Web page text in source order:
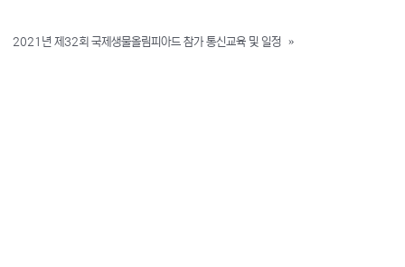
2021년 제32회 국제생물올림피아드 참가 통신교육 및 일정 »